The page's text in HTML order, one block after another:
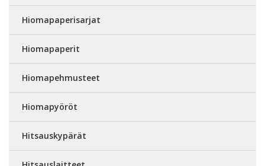
Hiomapaperisarjat
Hiomapaperit
Hiomapehmusteet
Hiomapyöröt
Hitsauskypärät